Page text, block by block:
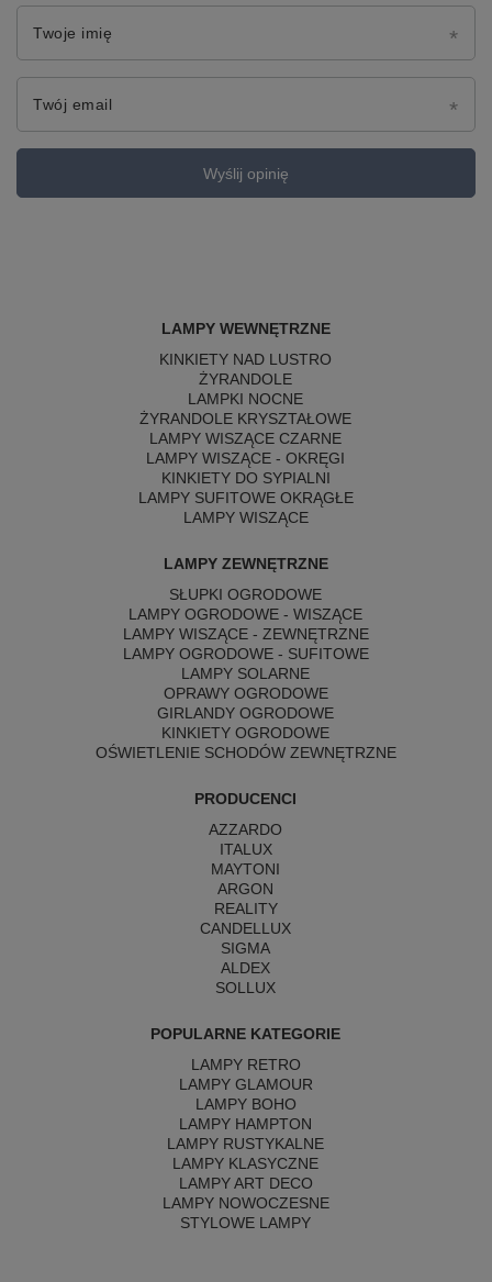
Twoje imię
Twój email
Wyślij opinię
LAMPY WEWNĘTRZNE
KINKIETY NAD LUSTRO
ŻYRANDOLE
LAMPKI NOCNE
ŻYRANDOLE KRYSZTAŁOWE
LAMPY WISZĄCE CZARNE
LAMPY WISZĄCE - OKRĘGI
KINKIETY DO SYPIALNI
LAMPY SUFITOWE OKRĄGŁE
LAMPY WISZĄCE
LAMPY ZEWNĘTRZNE
SŁUPKI OGRODOWE
LAMPY OGRODOWE - WISZĄCE
LAMPY WISZĄCE - ZEWNĘTRZNE
LAMPY OGRODOWE - SUFITOWE
LAMPY SOLARNE
OPRAWY OGRODOWE
GIRLANDY OGRODOWE
KINKIETY OGRODOWE
OŚWIETLENIE SCHODÓW ZEWNĘTRZNE
PRODUCENCI
AZZARDO
ITALUX
MAYTONI
ARGON
REALITY
CANDELLUX
SIGMA
ALDEX
SOLLUX
POPULARNE KATEGORIE
LAMPY RETRO
LAMPY GLAMOUR
LAMPY BOHO
LAMPY HAMPTON
LAMPY RUSTYKALNE
LAMPY KLASYCZNE
LAMPY ART DECO
LAMPY NOWOCZESNE
STYLOWE LAMPY